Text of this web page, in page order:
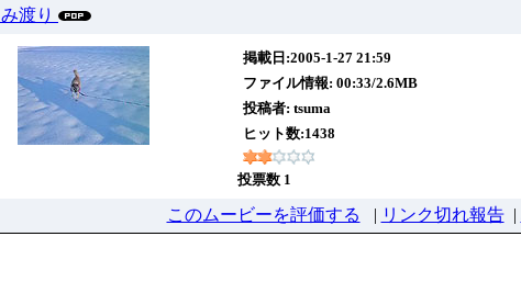
渡り
掲載日:2005-1-27 21:59
ファイル情報: 00:33/2.6MB
投稿者: tsuma
ヒット数:1438
投票数 1
このムービーを評価する | リンク切れ報告|